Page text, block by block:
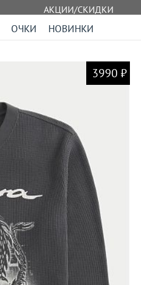
АКЦИИ/СКИДКИ
ОЧКИ НОВИНКИ
3990 ₽